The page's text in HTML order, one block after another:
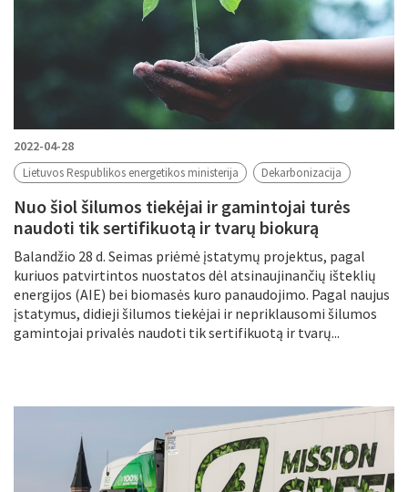
2022-04-28
Lietuvos Respublikos energetikos ministerija Dekarbonizacija
Nuo šiol šilumos tiekėjai ir gamintojai turės
naudoti tik sertifikuotą ir tvarų biokurą
Balandžio 28 d. Seimas priėmė įstatymų projektus, pagal
kuriuos patvirtintos nuostatos dėl atsinaujinančių išteklių
energijos (AIE) bei biomasės kuro panaudojimo. Pagal naujus
įstatymus, didieji šilumos tiekėjai ir nepriklausomi šilumos
gamintojai privalės naudoti tik sertifikuotą ir tvarų...